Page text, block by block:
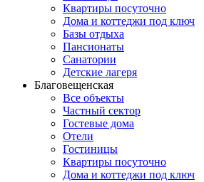
Квартиры посуточно
Дома и коттеджи под ключ
Базы отдыха
Пансионаты
Санатории
Детские лагеря
Благовещенская
Все объекты
Частный сектор
Гостевые дома
Отели
Гостиницы
Квартиры посуточно
Дома и коттеджи под ключ